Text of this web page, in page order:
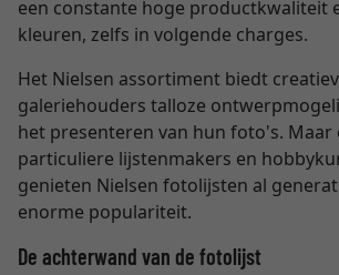
een constante hoge productkwaliteit
kleuren, zelfs in volgende charges.
Het Nielsen assortiment biedt
galeriehouders talloze
het presenteren van hun foto's. Maar
particuliere lijstenmakers en
genieten Nielsen fotolijsten al
enorme populariteit.
De achterwand van de fotolijst